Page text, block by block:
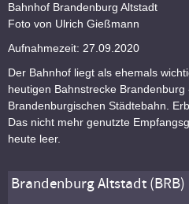
Bahnhof Brandenburg Altstadt
Foto von Ulrich Gießmann
Aufnahmezeit: 27.09.2020
Der Bahnhof liegt als ehemals
heutigen Bahnstrecke
Brandenburgischen Städtebahn.
Das nicht mehr genutzte
heute leer.
Brandenburg Altstadt